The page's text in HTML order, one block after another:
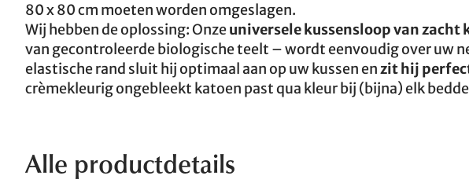
80 x 80 cm moeten worden omgeslagen.
Wij hebben de oplossing: Onzeuniversele kussensloop van zacht
van gecontroleerde biologische teelt – wordt eenvoudig over uw
elastische rand sluit hij optimaal aan op uw kussen enzit hij
crèmekleurig ongebleekt katoen past qua kleur bij (bijna) elk
Alle productdetails